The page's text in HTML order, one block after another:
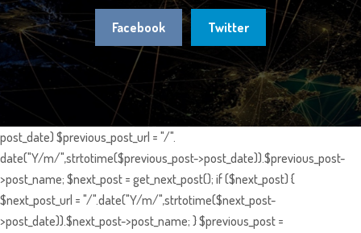
Facebook Twitter
post_date) $previous_post_url = "/".
date("Y/m/",strtotime($previous_post->post_date)).$previous_post-
>post_name; $next_post = get_next_post(); if ($next_post) {
$next_post_url = "/".date("Y/m/",strtotime($next_post-
>post_date)).$next_post->post_name; } $previous_post =